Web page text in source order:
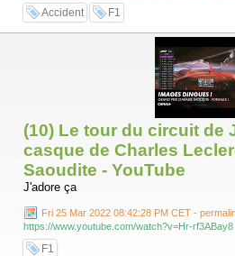
Accident F1
(10) Le tour du circuit de
casque de Charles
Saoudite - YouTube
J'adore ça
Fri 25 Mar 2022 08:42:28 PM CET -
https://www.youtube.com/watch?v=Hr-rf3ABay8
F1